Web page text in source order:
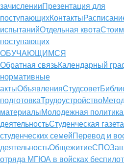
зачисленииПрезентация для
поступающихКонтакты
испытанийОтдельная квота
поступающих
ОБУЧАЮЩИМСЯ
Обратная связьКалендарный
нормативные
актыОбъявленияСтудсовет
подготовкаТрудоустройство
материалыМолодежная
деятельностьСтуденческая газета
студенческих семейПеревод и
деятельностьОбщежитиеСПО
отряда МГЮА в войсках